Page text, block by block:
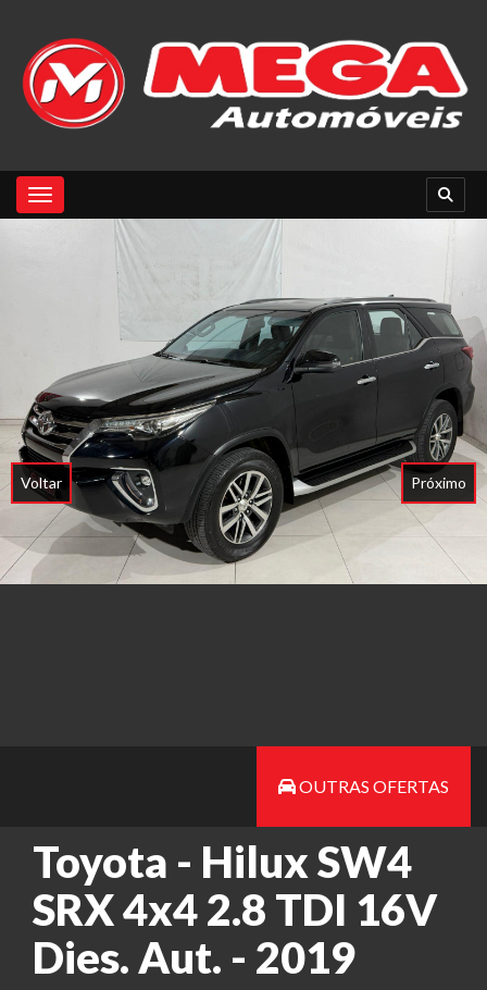
Toggle navigation
Voltar Próximo
OUTRAS OFERTAS
Toyota - Hilux SW4
SRX 4x4 2.8 TDI 16V
Dies. Aut. - 2019